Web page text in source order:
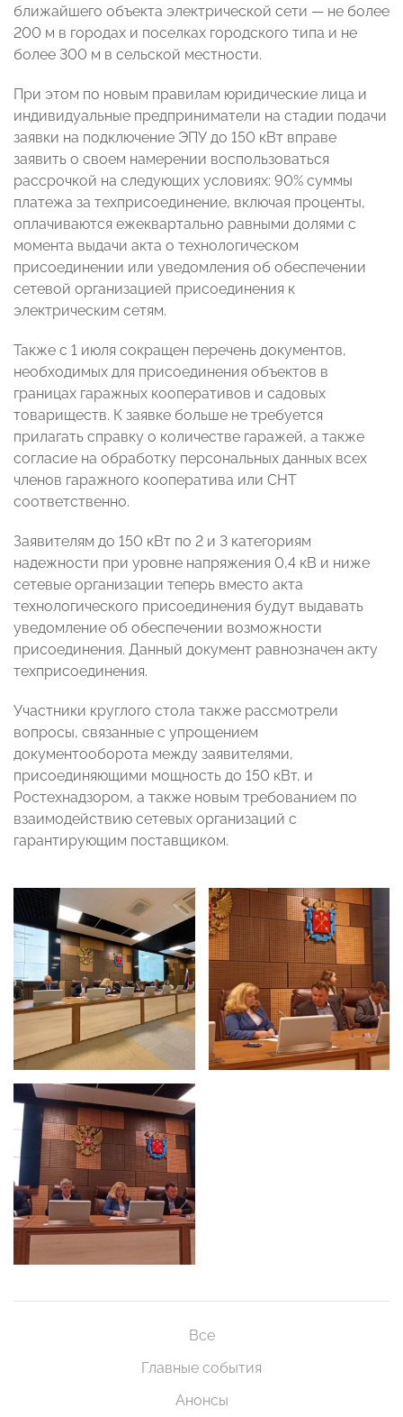
ближайшего объекта электрической сети — не более
200 м в городах и поселках городского типа и не
более 300 м в сельской местности.
При этом по новым правилам юридические лица и
индивидуальные предприниматели на стадии подачи
заявки на подключение ЭПУ до 150 кВт вправе
заявить о своем намерении воспользоваться
рассрочкой на следующих условиях: 90% суммы
платежа за техприсоединение, включая проценты,
оплачиваются ежеквартально равными долями с
момента выдачи акта о технологическом
присоединении или уведомления об обеспечении
сетевой организацией присоединения к
электрическим сетям.
Также с 1 июля сокращен перечень документов,
необходимых для присоединения объектов в
границах гаражных кооперативов и садовых
товариществ. К заявке больше не требуется
прилагать справку о количестве гаражей, а также
согласие на обработку персональных данных всех
членов гаражного кооператива или СНТ
соответственно.
Заявителям до 150 кВт по 2 и 3 категориям
надежности при уровне напряжения 0,4 кВ и ниже
сетевые организации теперь вместо акта
технологического присоединения будут выдавать
уведомление об обеспечении возможности
присоединения. Данный документ равнозначен акту
техприсоединения.
Участники круглого стола также рассмотрели
вопросы, связанные с упрощением
документооборота между заявителями,
присоединяющими мощность до 150 кВт, и
Ростехнадзором, а также новым требованием по
взаимодействию сетевых организаций с
гарантирующим поставщиком.
Все
Главные события
Анонсы